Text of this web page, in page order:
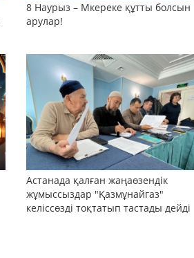
8 Наурыз – Мкереке құтты болсын
арулар!
Астанада қалған жаңаөзендік
жұмыссыздар "Қазмұнайгаз"
келіссөзді тоқтатып тастады дейді